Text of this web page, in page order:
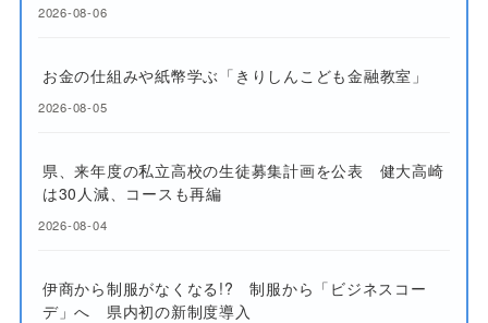
2026-08-06
お金の仕組みや紙幣学ぶ「きりしんこども金融教室」
2026-08-05
県、来年度の私立高校の生徒募集計画を公表 健大高崎
は30人減、コースも再編
2026-08-04
伊商から制服がなくなる!? 制服から「ビジネスコー
デ」へ 県内初の新制度導入